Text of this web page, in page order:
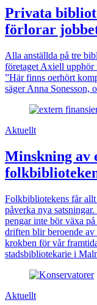
Privata
förlorar
Alla anställda på tre
företaget Axiell upphör
”Här finns oerhört
säger Anna Sonesson,
Aktuellt
Minskning av
Folkbibliotekens får
påverka nya
pengar inte bör växa
driften blir beroende
krokben för vår
stadsbibliotekarie i
Aktuellt